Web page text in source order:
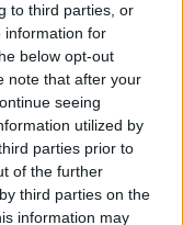
to third parties, or
information for
below opt-out
note that after your
seeing
utilized by
parties prior to
of the further
third parties on the
information may
ott, így az
a hétvégére, a
Hosåslesznek
ismert, hogy a